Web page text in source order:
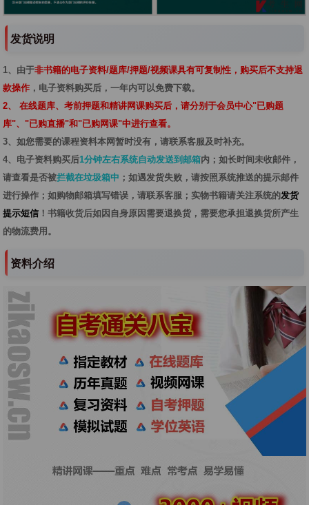
发货说明
1、由于非书籍的电子资料/题库/押题/视频课具有可复制性，购买后不支持退
款操作 ，电子资料购买后，一年内可以免费下载。
2、 在线题库、考前押题和精讲网课购买后，请分别于会员中心"已购题
库"、"已购直播"和"已购网课"中进行查看。
3、如您需要的课程资料本网暂时没有，请联系客服及时补充。
4、电子资料购买后1分钟左右系统自动发送到邮箱内；如长时间未收邮件，
请查看是否被拦截在垃圾箱中 ；如遇发货失败，请按照系统推送的提示邮件
进行操作；如购物邮箱填写错误，请联系客服；实物书籍请关注系统的发货
提示短信 ！书籍收货后如因自身原因需要退换货，需要您承担退换货所产生
的物流费用。
资料介绍